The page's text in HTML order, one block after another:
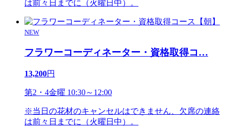
は前々日までに（火曜日中）。
NEW
フラワーコーディネーター・資格取得コ…
13,200円
第2・4金曜 10:30～12:00
※当日の花材のキャンセルはできません、欠席の連絡
は前々日までに（火曜日中）。